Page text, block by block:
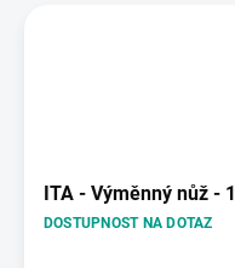
ITA - Výměnný nůž -
DOSTUPNOST NA DOTAZ